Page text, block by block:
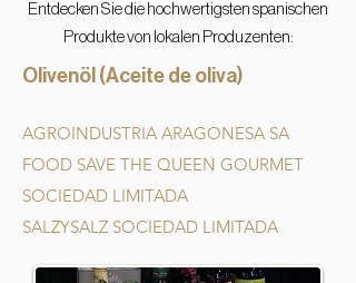
Entdecken Sie die hochwertigsten spanischen
Produkte von lokalen Produzenten:
Olivenöl (Aceite de oliva)
AGROINDUSTRIA ARAGONESA SA
FOOD SAVE THE QUEEN GOURMET
SOCIEDAD LIMITADA
SALZYSALZ SOCIEDAD LIMITADA